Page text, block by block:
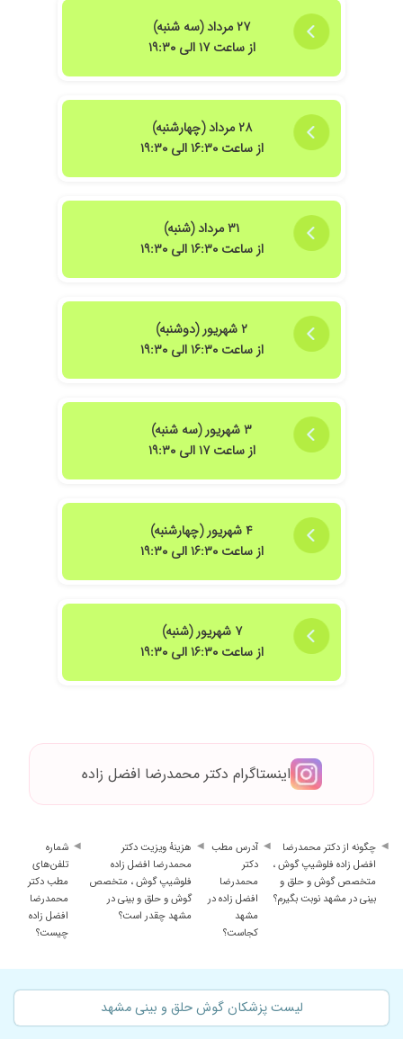
۲۷ مرداد (سه شنبه)
از ساعت ۱۷ الی ۱۹:۳۰
۲۸ مرداد (چهارشنبه)
از ساعت ۱۶:۳۰ الی ۱۹:۳۰
۳۱ مرداد (شنبه)
از ساعت ۱۶:۳۰ الی ۱۹:۳۰
۲ شهریور (دوشنبه)
از ساعت ۱۶:۳۰ الی ۱۹:۳۰
۳ شهریور (سه شنبه)
از ساعت ۱۷ الی ۱۹:۳۰
۴ شهریور (چهارشنبه)
از ساعت ۱۶:۳۰ الی ۱۹:۳۰
۷ شهریور (شنبه)
از ساعت ۱۶:۳۰ الی ۱۹:۳۰
اینستاگرام دکتر محمدرضا افضل زاده
چگونه از دکتر محمدرضا
افضل زاده فلوشیپ گوش ،
متخصص گوش و حلق و
بینی در مشهد نوبت بگیرم؟
آدرس مطب
دکتر
محمدرضا
افضل زاده در
مشهد
کجاست؟
هزینهٔ ویزیت دکتر
محمدرضا افضل زاده
فلوشیپ گوش ، متخصص
گوش و حلق و بینی در
مشهد چقدر است؟
شماره
تلفن‌های
مطب دکتر
محمدرضا
افضل زاده
چیست؟
لیست پزشکان گوش حلق و بینی مشهد